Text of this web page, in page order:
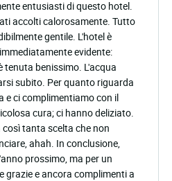
entusiasti di questo hotel.
accolti calorosamente. Tutto
gentile. L'hotel è
evidente:
tenuta benissimo. L'acqua
subito. Per quanto riguarda
e ci complimentiamo con il
cura; ci hanno deliziato.
così tanta scelta che non
ahah. In conclusione,
prossimo, ma per un
grazie e ancora complimenti a